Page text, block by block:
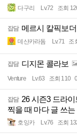
다구리 Lv.72 조회
잡담 메르시 칼픽보
데샨카라돔 Lv.71 조
잡담 디지몬 콜라보
Venture Lv.63 조회 110
잡담 26 시즌3 드라
찍을 때 마다 글 쓰는
호잉카 Lv.76 조회